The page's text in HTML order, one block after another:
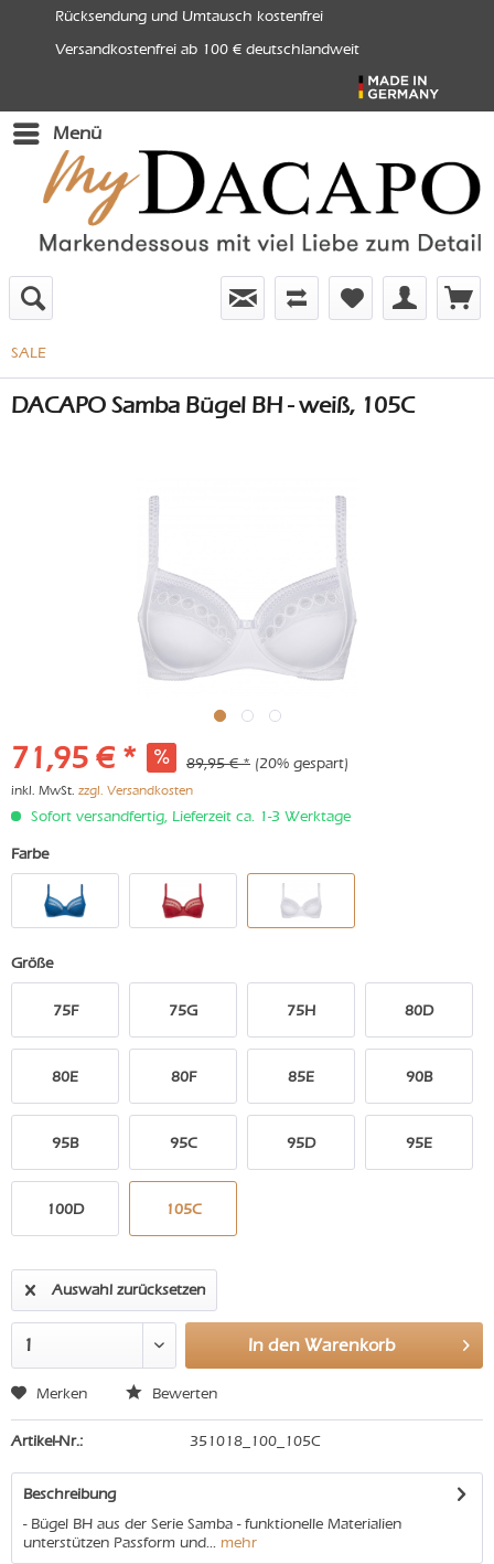
Rücksendung und Umtausch kostenfrei
Versandkostenfrei ab 100 € deutschlandweit
Menü
SALE
DACAPO Samba Bügel BH - weiß, 105C
71,95 € * 89,95 € * (20% gespart)
inkl. MwSt. zzgl. Versandkosten
Sofort versandfertig, Lieferzeit ca. 1-3 Werktage
Farbe
Größe
75F 75G 75H 80D
80E 80F 85E 90B
95B 95C 95D 95E
100D 105C
Auswahl zurücksetzen
In den Warenkorb
Merken Bewerten
Artikel-Nr.: 351018_100_105C
Beschreibung
- Bügel BH aus der Serie Samba - funktionelle Materialien
unterstützen Passform und... mehr